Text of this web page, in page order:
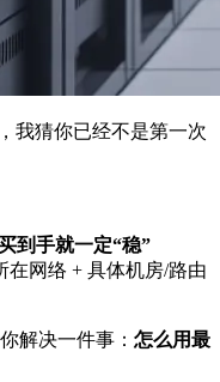
我猜你已经不是第一次
到手就一定“稳”
网络 + 具体机房/路由
解决一件事： 怎么用最